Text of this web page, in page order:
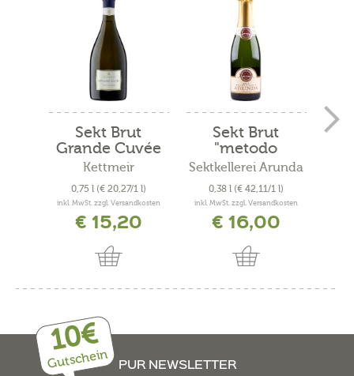
Sekt Brut
Grande Cuvée
Kettmeir
0,75 l (€ 20,27/1 l)
inkl. MwSt. zzgl. Versandkosten
€ 15,20
Sekt Brut
"metodo
classico"
Sektkellerei Arunda
0,38 l (€ 42,11/1 l)
inkl. MwSt. zzgl. Versandkosten
€ 16,00
10€
Gutschein
PUR NEWSLETTER